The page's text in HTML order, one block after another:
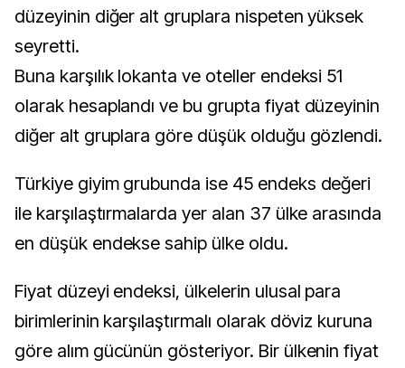
düzeyinin diğer alt gruplara nispeten yüksek
seyretti.
Buna karşılık lokanta ve oteller endeksi 51
olarak hesaplandı ve bu grupta fiyat düzeyinin
diğer alt gruplara göre düşük olduğu gözlendi.
Türkiye giyim grubunda ise 45 endeks değeri
ile karşılaştırmalarda yer alan 37 ülke arasında
en düşük endekse sahip ülke oldu.
Fiyat düzeyi endeksi, ülkelerin ulusal para
birimlerinin karşılaştırmalı olarak döviz kuruna
göre alım gücünün gösteriyor. Bir ülkenin fiyat